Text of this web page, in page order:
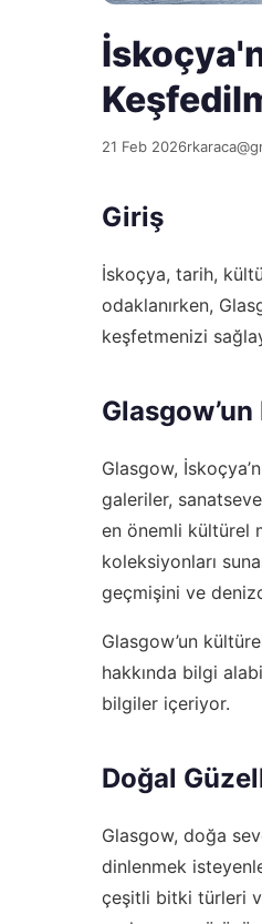
21 Feb 2026
Giriş
İskoçya, tarih,
odaklanırken,
keşfetmenizi
Glasgow,
galeriler,
en önemli kültürel
koleksiyonları
geçmişini ve
Glasgow’un
hakkında bilgi
bilgiler içeriyor.
Doğal
Glasgow, doğa
dinlenmek
çeşitli bitki türleri